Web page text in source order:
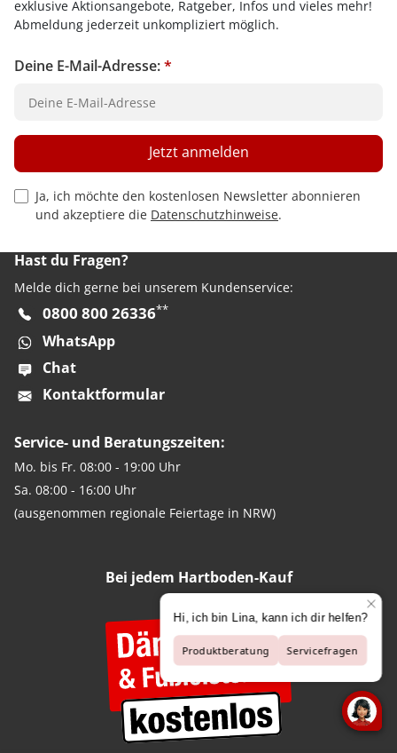
exklusive Aktionsangebote, Ratgeber, Infos und vieles mehr!
Abmeldung jederzeit unkompliziert möglich.
Deine E-Mail-Adresse:*
Privacy Policy Checkbox
Ja, ich möchte den kostenlosen Newsletter abonnieren
und akzeptiere die Datenschutzhinweise.
Jetzt anmelden
Hast du Fragen?
Melde dich gerne bei unserem Kundenservice:
0800 800 26336**
WhatsApp
Chat
Kontaktformular
Service- und Beratungszeiten:
Mo. bis Fr. 08:00 - 19:00 Uhr
Sa. 08:00 - 16:00 Uhr
(ausgenommen regionale Feiertage in NRW)
Bei jedem Hartboden-Kauf